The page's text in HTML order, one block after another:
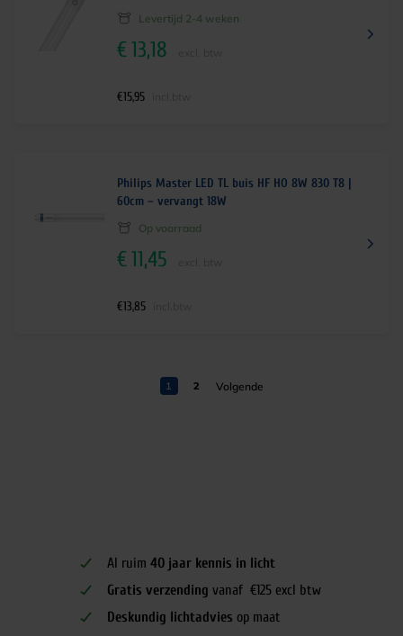
Levertijd 2-4 weken
€13,18
€15,95
Philips Master LED TL buis HF HO 8W 830 T8 |
60cm – vervangt 18W
Op voorraad
€11,45
€13,85
1 2
Al ruim 40 jaar kennis in licht
Gratis verzending vanaf €125 excl btw
Deskundig lichtadvies op maat